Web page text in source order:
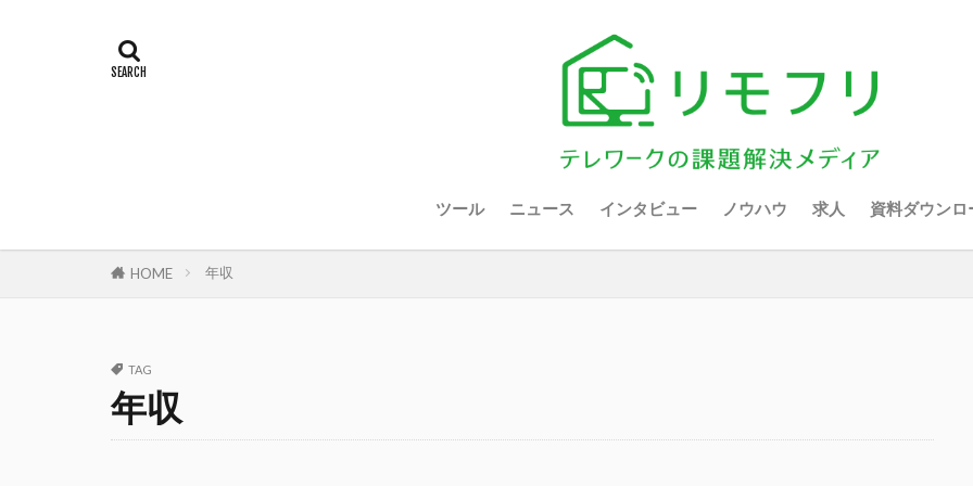
ツール ニュース インタビュー ノウハウ 求人 資料ダウンロ
HOME 年収
TAG
年収